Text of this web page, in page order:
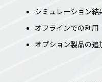
シミュレーション結
オフラインでの利用
オプション製品